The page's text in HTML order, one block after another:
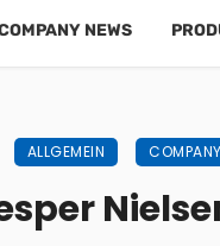
NEWS
ALLGEMEIN